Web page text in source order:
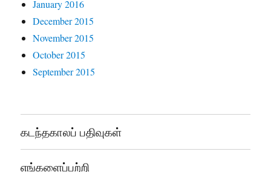
January 2016
December 2015
November 2015
October 2015
September 2015
கடந்தகாலப் பதிவுகள்
எங்களைப்பற்றி